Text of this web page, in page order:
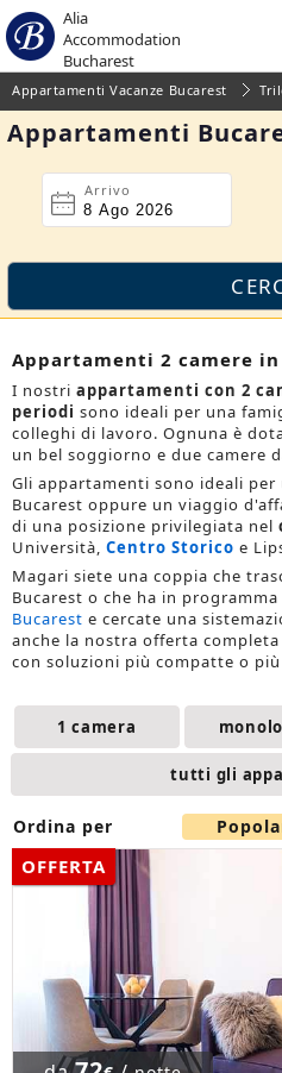
Alia
Accommodation
Bucharest
Appartamenti Vacanze Bucarest
Appartamenti
Arrivo
Appartamenti 2 camere
I nostri appartamenti con 2
periodi sono ideali per una
colleghi di lavoro. Ognuna è
un bel soggiorno e due camere
Gli appartamenti sono ideali
Bucarest oppure un viaggio
di una posizione privilegiata nel
Università, Centro Storico e
Magari siete una coppia che
Bucarest o che ha in
Bucarest e cercate una
anche la nostra offerta
con soluzioni più compatte o
1 camera
tutti gli
Ordina per
OFFERTA